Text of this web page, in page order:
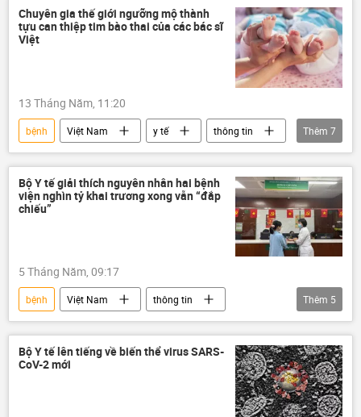
Bộ Ngoại giao Việt Nam
Bộ Y Tế Việt Nam
virus
Chuyên gia thế giới ngưỡng mộ thành
tựu can thiệp tim bào thai của các bác sĩ
Việt
13 Tháng Năm, 11:20
bệnh Việt Nam y tế
thông tin
mang thai
phụ nữ mang thai
bào thai
chữa bệnh
bệnh viện
Trẻ em
bé sơ sinh
Thêm 7
Bộ Y tế giải thích nguyên nhân hai bệnh
viện nghìn tỷ khai trương xong vẫn “đắp
chiếu”
5 Tháng Năm, 09:17
bệnh Việt Nam
thông tin
bệnh viện
chữa bệnh
bệnh nhân
Bệnh viện Việt Đức
BV Bạch Mai
Thêm 5
Bộ Y tế lên tiếng về biến thể virus SARS-
CoV-2 mới